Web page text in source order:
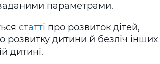
параметрами.
статті про розвиток дітей,
розвитку дитини й безліч інших
дитині.